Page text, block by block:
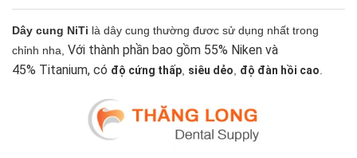
Dây cung NiTi là dây cung thường đươc sử dụng nhất trong
chỉnh nha, Với thành phần bao gồm 55% Niken và
45% Titanium, có độ cứng thấp siêu dẻo độ đàn hồi cao